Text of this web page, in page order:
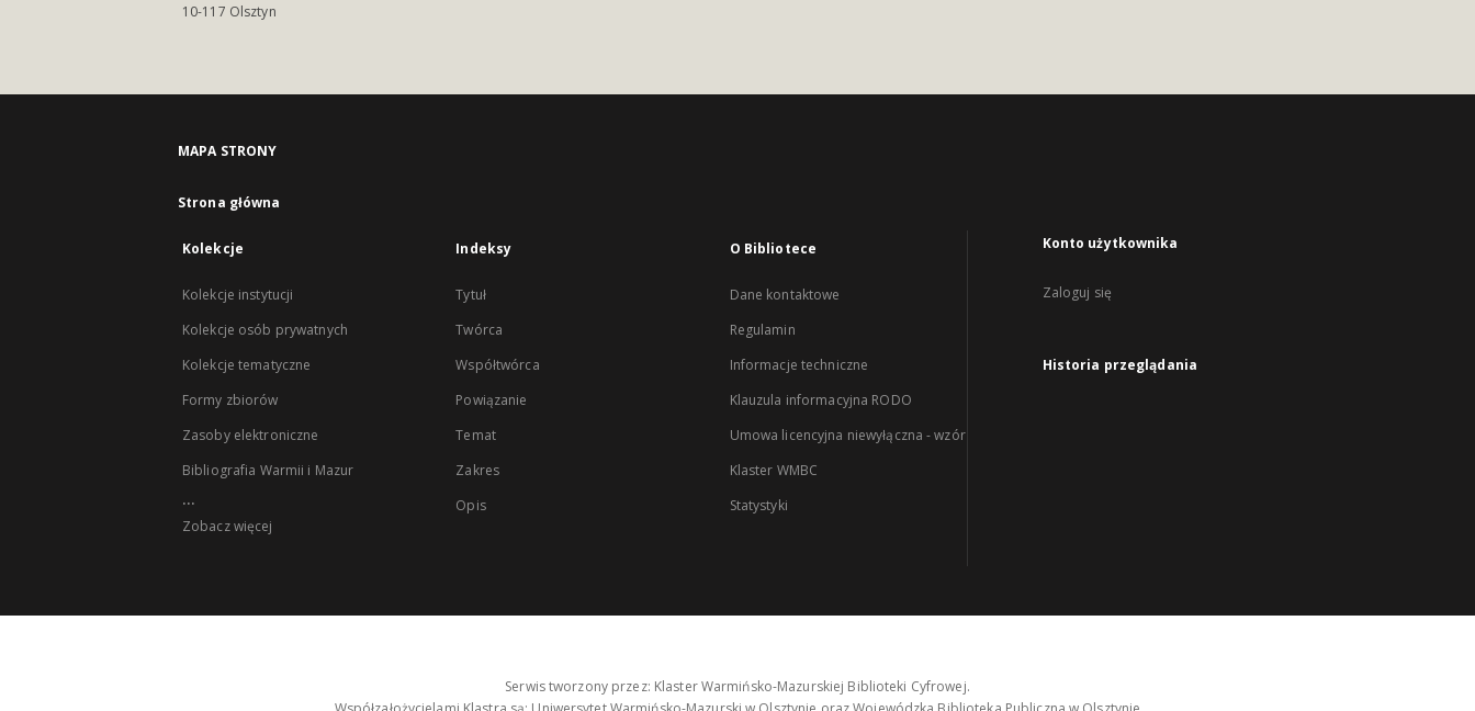
10-117 Olsztyn
MAPA STRONY
Strona główna
Kolekcje
Kolekcje instytucji
Kolekcje osób prywatnych
Kolekcje tematyczne
Formy zbiorów
Zasoby elektroniczne
Bibliografia Warmii i Mazur
...
Zobacz więcej
Indeksy
Tytuł
Twórca
Współtwórca
Powiązanie
Temat
Zakres
Opis
O Bibliotece
Dane kontaktowe
Regulamin
Informacje techniczne
Klauzula informacyjna RODO
Umowa licencyjna niewyłączna - wzór
Klaster WMBC
Statystyki
Konto użytkownika
Zaloguj się
Historia przeglądania
Serwis tworzony przez: Klaster Warmińsko-Mazurskiej Biblioteki Cyfrowej.